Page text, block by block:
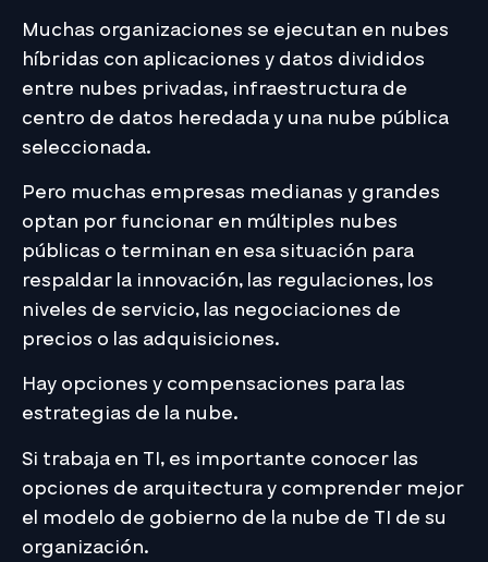
Muchas organizaciones se ejecutan en nubes
híbridas con aplicaciones y datos divididos
entre nubes privadas, infraestructura de
centro de datos heredada y una nube pública
seleccionada.
Pero muchas empresas medianas y grandes
optan por funcionar en múltiples nubes
públicas o terminan en esa situación para
respaldar la innovación, las regulaciones, los
niveles de servicio, las negociaciones de
precios o las adquisiciones.
Hay opciones y compensaciones para las
estrategias de la nube.
Si trabaja en TI, es importante conocer las
opciones de arquitectura y comprender mejor
el modelo de gobierno de la nube de TI de su
organización.